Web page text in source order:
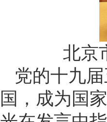
北京
党的十九
国，成为国